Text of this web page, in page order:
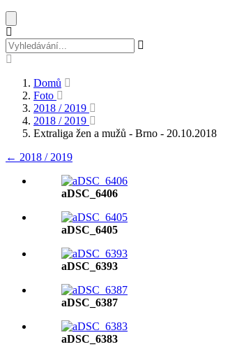
Domů
Foto
2018 / 2019
2018 / 2019
Extraliga žen a mužů - Brno - 20.10.2018
← 2018 / 2019
aDSC_6406
aDSC_6405
aDSC_6393
aDSC_6387
aDSC_6383